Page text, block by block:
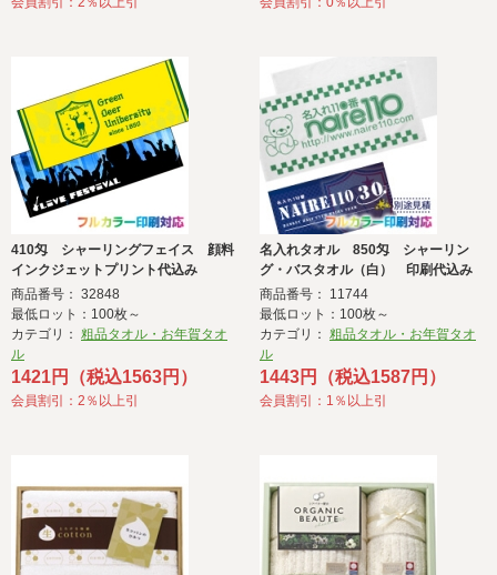
410匁 シャーリングフェイス 顔料
インクジェットプリント代込み
商品番号： 32848
最低ロット：100枚～
カテゴリ： 粗品タオル・お年賀タオ
ル
1421円（税込1563円）
会員割引：2％以上引
名入れタオル 850匁 シャーリン
グ・バスタオル（白） 印刷代込み
商品番号： 11744
最低ロット：100枚～
カテゴリ： 粗品タオル・お年賀タオ
ル
1443円（税込1587円）
会員割引：1％以上引